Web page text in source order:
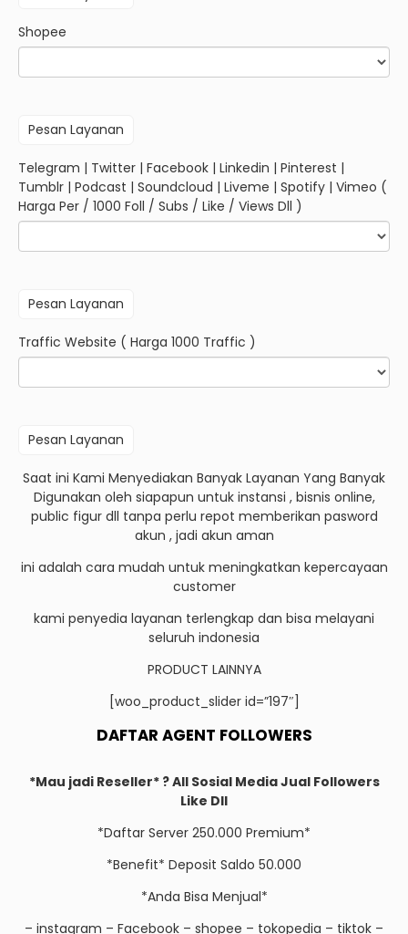
Shopee
Telegram | Twitter | Facebook | Linkedin | Pinterest |
Tumblr | Podcast | Soundcloud | Liveme | Spotify | Vimeo (
Harga Per / 1000 Foll / Subs / Like / Views Dll )
Traffic Website ( Harga 1000 Traffic )
Saat ini Kami Menyediakan Banyak Layanan Yang Banyak
Digunakan oleh siapapun untuk instansi , bisnis online,
public figur dll tanpa perlu repot memberikan pasword
akun , jadi akun aman
ini adalah cara mudah untuk meningkatkan kepercayaan
customer
kami penyedia layanan terlengkap dan bisa melayani
seluruh indonesia
PRODUCT LAINNYA
[woo_product_slider id=”197″]
DAFTAR AGENT FOLLOWERS
*Mau jadi Reseller* ? All Sosial Media Jual Followers
Like Dll
*Daftar Server 250.000 Premium*
*Benefit* Deposit Saldo 50.000
*Anda Bisa Menjual*
– instagram – Facebook – shopee – tokopedia – tiktok –